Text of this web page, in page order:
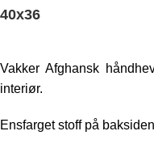
40x36
Vakker Afghansk
interiør.
Ensfarget stoff på